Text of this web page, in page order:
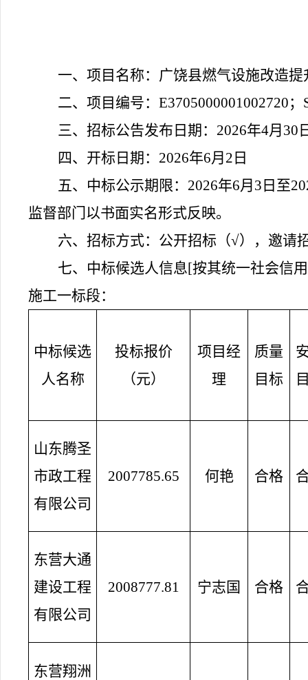
一、项目名称： 广饶县燃气设施改造提
二、项目编号： E3705000001002720
三、招标公告发布日期： 2026年4月 30
四、开标日期： 2026年6月 2 日
五、 中标公示期限： 2026年6月 3 日至
监督部门以书面实名形式反映。
六、 招标方式： 公开招标 （√），邀请
七、中标候选人信息[按其统一社会信
施工一标段：
中标候选
人名称
投标报价
（元）
项目经
理
质量
目标
山东腾圣
市政工程
有限公司
2007785.65 何艳 合格
东营大通
建设工程
有限公司
2008777.81 宁志国 合格
东营翔洲